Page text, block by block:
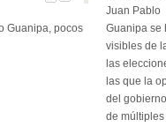
Guanipa, pocos
Juan Pablo
Guanipa se
visibles de
las
las que la
del
de